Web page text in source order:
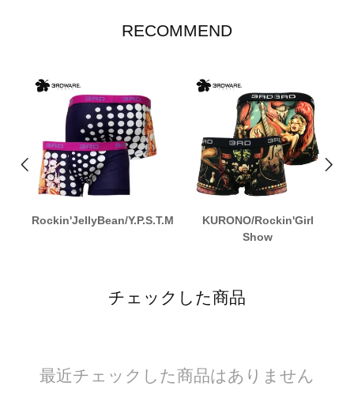
RECOMMEND
Rockin'JellyBean/Y.P.S.T.M
KURONO/Rockin'Girl
Show
チェックした商品
最近チェックした商品はありません